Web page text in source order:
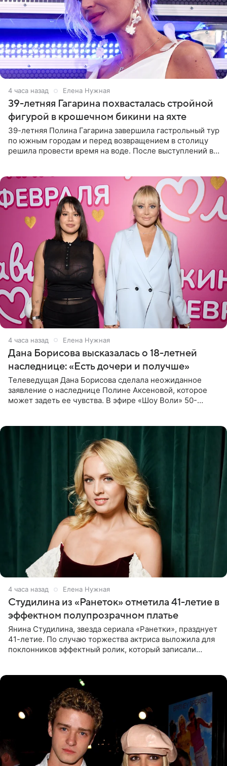
4 часа назад Елена Нужная
39-летняя Гагарина похвасталась стройной
фигурой в крошечном бикини на яхте
39-летняя Полина Гагарина завершила гастрольный тур
по южным городам и перед возвращением в столицу
решила провести время на воде. После выступлений в
4 часа назад Елена Нужная
Дана Борисова высказалась о 18-летней
наследнице: «Есть дочери и получше»
Телеведущая Дана Борисова сделала неожиданное
заявление о наследнице Полине Аксеновой, которое
может задеть ее чувства. В эфире «Шоу Воли» 50-
4 часа назад Елена Нужная
Студилина из «Ранеток» отметила 41-летие в
эффектном полупрозрачном платье
Янина Студилина, звезда сериала «Ранетки», празднует
41-летие. По случаю торжества актриса выложила для
поклонников эффектный ролик, который записали